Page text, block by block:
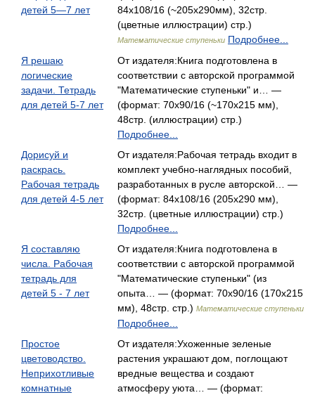
детей 5—7 лет
84x108/16 (~205x290мм), 32стр.
(цветные иллюстрации) стр.)
Математические ступеньки Подробнее...
Я решаю
логические
задачи. Тетрадь
для детей 5-7 лет
От издателя:Книга подготовлена в
соответствии с авторской программой
"Математические ступеньки" и… —
(формат: 70x90/16 (~170х215 мм),
48стр. (иллюстрации) стр.)
Подробнее...
Дорисуй и
раскрась.
Рабочая тетрадь
для детей 4-5 лет
От издателя:Рабочая тетрадь входит в
комплект учебно-наглядных пособий,
разработанных в русле авторской… —
(формат: 84x108/16 (205х290 мм),
32стр. (цветные иллюстрации) стр.)
Подробнее...
Я составляю
числа. Рабочая
тетрадь для
детей 5 - 7 лет
От издателя:Книга подготовлена в
соответствии с авторской программой
"Математические ступеньки" (из
опыта… — (формат: 70x90/16 (170х215
мм), 48стр. стр.) Математические ступеньки
Подробнее...
Простое
цветоводство.
Неприхотливые
комнатные
От издателя:Ухоженные зеленые
растения украшают дом, поглощают
вредные вещества и создают
атмосферу уюта… — (формат: